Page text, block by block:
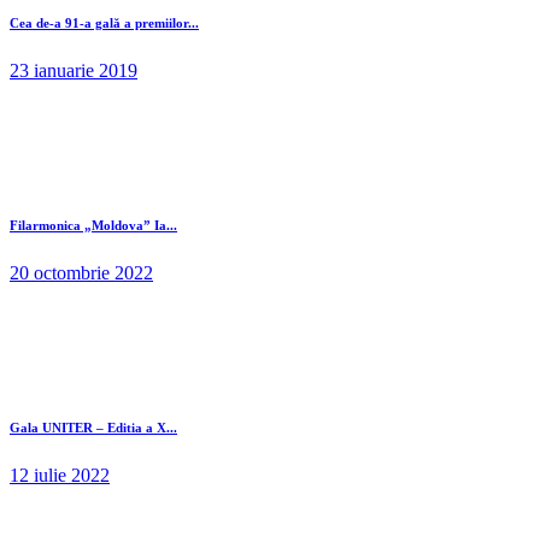
Cea de-a 91-a gală a premiilor...
23 ianuarie 2019
Filarmonica „Moldova” Ia...
20 octombrie 2022
Gala UNITER – Editia a X...
12 iulie 2022